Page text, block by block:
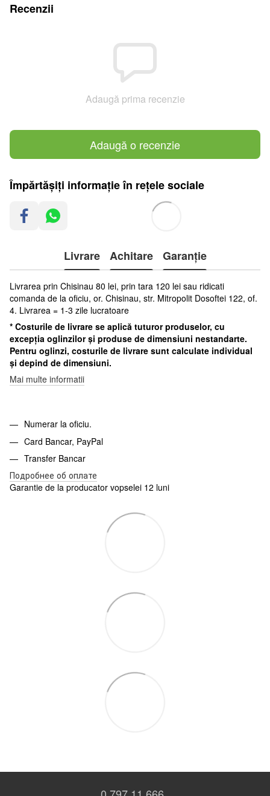
Recenzii
Adaugă prima recenzie
Adaugă o recenzie
Împărtășiți informație în rețele sociale
Livrare Achitare Garanție
Livrarea prin Chisinau 80 lei, prin tara 120 lei sau ridicati
comanda de la oficiu, or. Chisinau, str. Mitropolit Dosoftei 122, of.
4. Livrarea = 1-3 zile lucratoare
* Costurile de livrare se aplică tuturor produselor, cu
excepția oglinzilor și produse de dimensiuni nestandarte.
Pentru oglinzi, costurile de livrare sunt calculate individual
și depind de dimensiuni.
Mai multe informatii
Numerar la oficiu.
Card Bancar, PayPal
Transfer Bancar
Подробнее об оплате
Garantie de la producator vopselei 12 luni